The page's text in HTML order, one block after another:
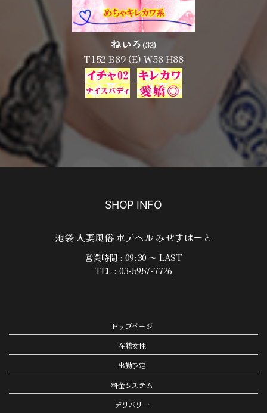
ねいろ (32)
T152 B89 (E) W58 H88
SHOP INFO
池袋 人妻風俗 ホテヘル みせすはーと
営業時間 : 09:30 ～ LAST
TEL : 03-5957-7726
トップページ
在籍女性
出勤予定
料金システム
デリバリー